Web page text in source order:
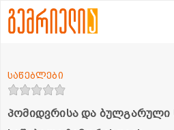
პომიდვრისა და ბულგარული
საწებლები